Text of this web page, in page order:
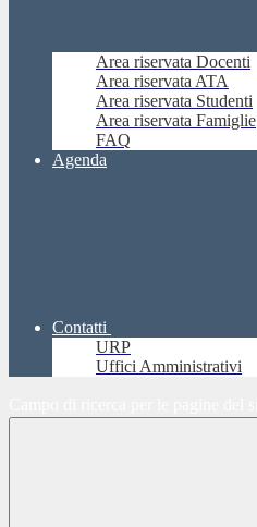
Area riservata Docenti
Area riservata ATA
Area riservata Studenti
Area riservata Famiglie
FAQ
Agenda
Contatti
URP
Uffici Amministrativi